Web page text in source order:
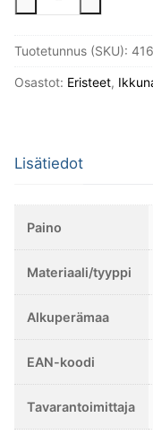
100%
villaa.
Tuotetunnus (SKU):
Osastot: Eristeet,
Lisätiedot
Paino
Materiaali/tyyppi
Alkuperämaa
EAN-koodi
Tavarantoimittaja